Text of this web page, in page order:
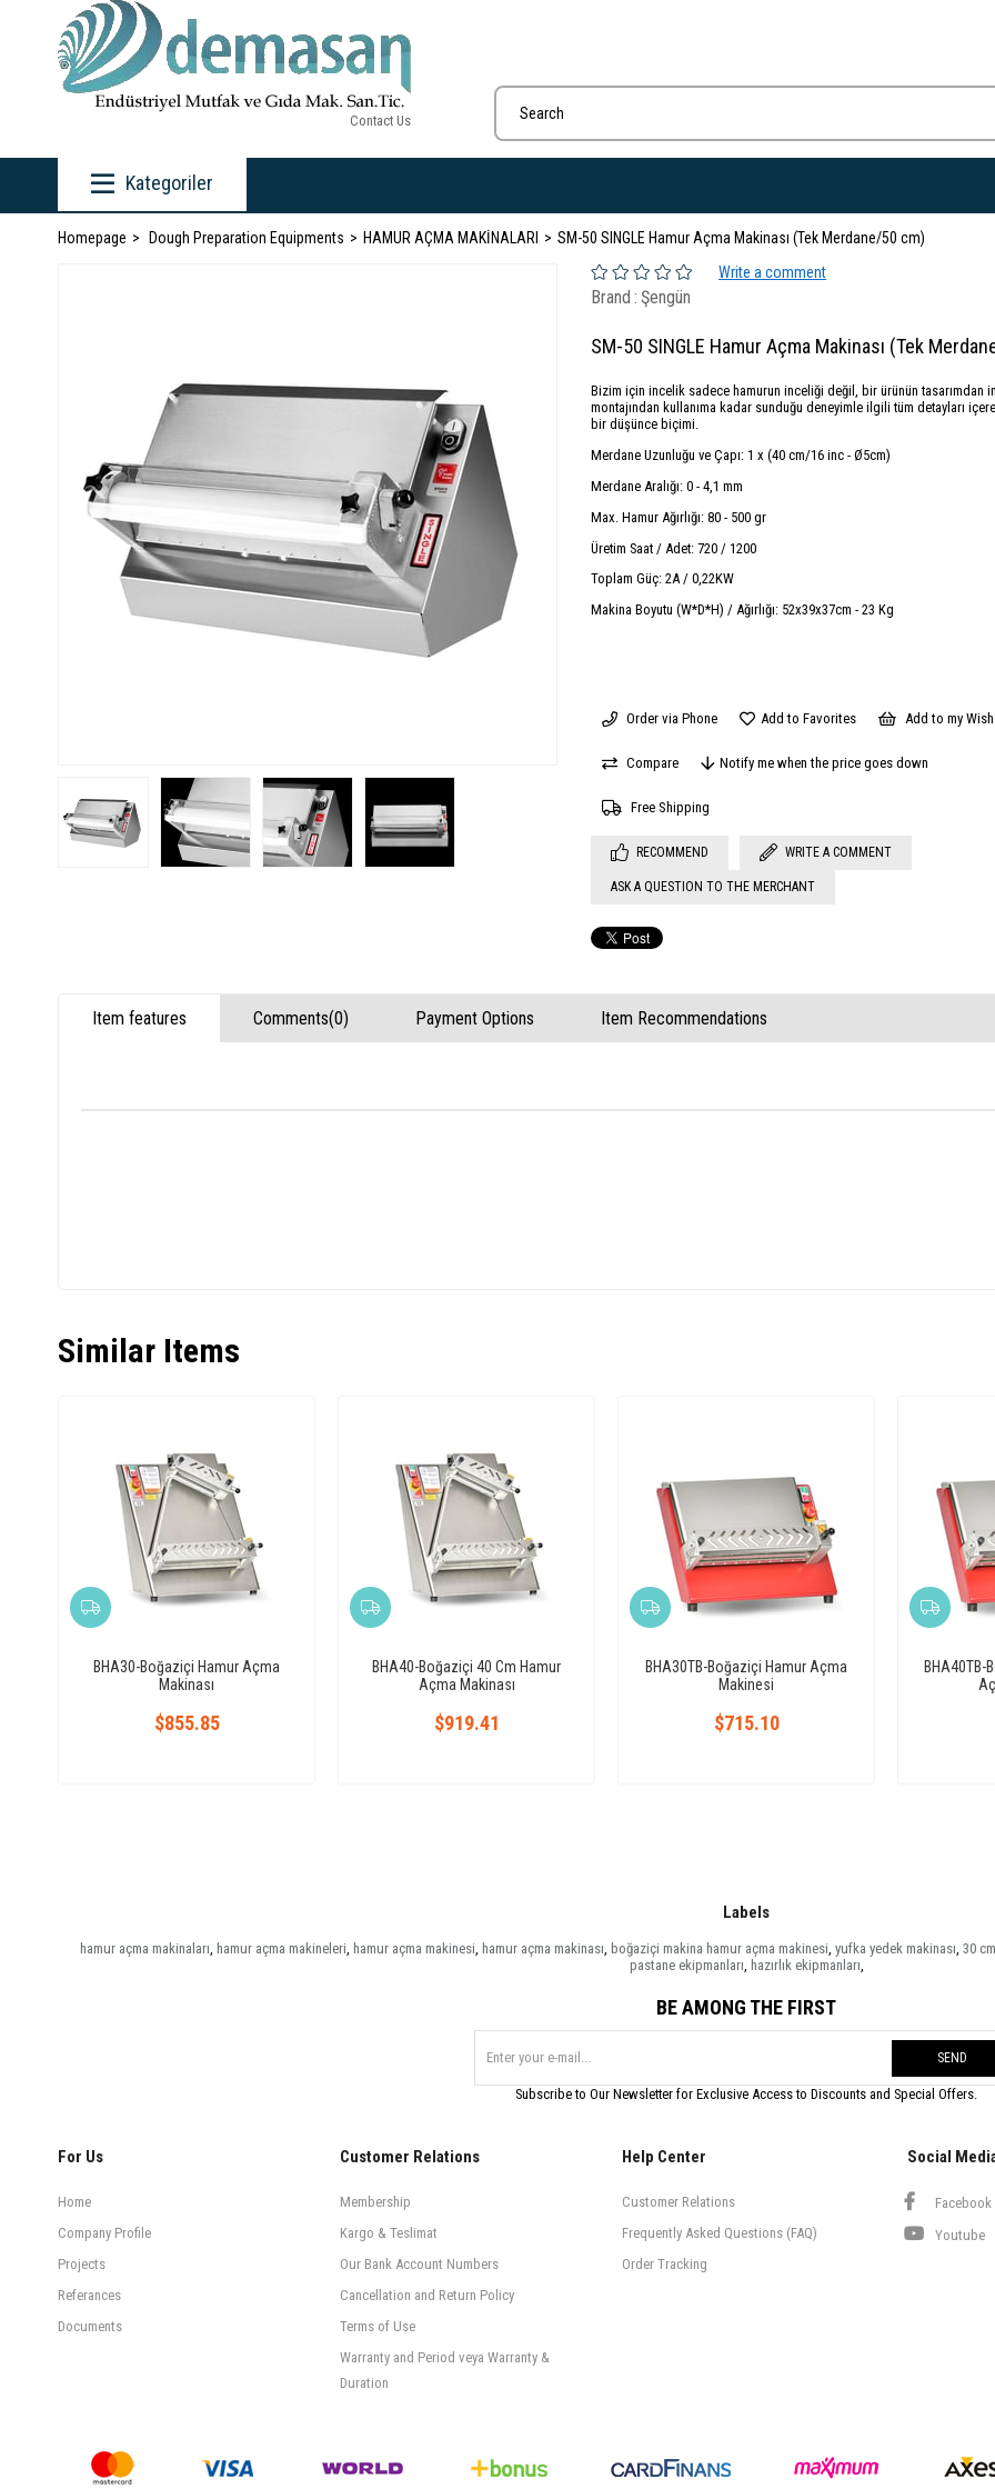
Contact Us
Kategoriler
Homepage Dough Preparation Equipments HAMUR AÇMA MAKİNALARI
SM-50 SINGLE Hamur Açma Makinası (Tek Merdane/50 cm)
Write a comment
Brand : Şengün
SM-50 SINGLE Hamur Açma Makinası (Tek
Bizim için incelik sadece hamurun inceliği değil, bir ürünün tasarımdan
montajından kullanıma kadar sunduğu deneyimle ilgili tüm detayları
bir düşünce biçimi.
Merdane Uzunluğu ve Çapı: 1 x (40 cm/16 inc - Ø5cm)
Merdane Aralığı: 0 - 4,1 mm
Max. Hamur Ağırlığı: 80 - 500 gr
Üretim Saat / Adet: 720 / 1200
Toplam Güç: 2A / 0,22KW
Makina Boyutu (W*D*H) / Ağırlığı: 52x39x37cm - 23 Kg
Order via Phone Add to Favorites Add to my
Compare Notify me when the price goes down
Free Shipping
RECOMMEND WRITE A COMMENT
ASK A QUESTION TO THE MERCHANT
Item features Comments(0) Payment Options Item Recommendations
Similar Items
BHA30-Boğaziçi Hamur Açma
Makinası
$855.85
BHA40-Boğaziçi 40 Cm Hamur
Açma Makinası
$919.41
BHA30TB-Boğaziçi Hamur Açma
Makinesi
$715.10
BHA40TB-
Labels
hamur açma makinaları hamur açma makineleri hamur açma makinesi hamur açma makinası boğaziçi makina hamur açma makinesi yufka yedek makinası 30
pastane ekipmanları hazırlık ekipmanları
BE AMONG THE FIRST
SEND
Subscribe to Our Newsletter for Exclusive Access to Discounts and Special Offers.
For Us
Home
Company Profile
Projects
Referances
Documents
Customer Relations
Membership
Kargo & Teslimat
Our Bank Account Numbers
Cancellation and Return Policy
Terms of Use
Warranty and Period veya Warranty &
Duration
Help Center
Customer Relations
Frequently Asked Questions (FAQ)
Order Tracking
Social
Facebook
Youtube